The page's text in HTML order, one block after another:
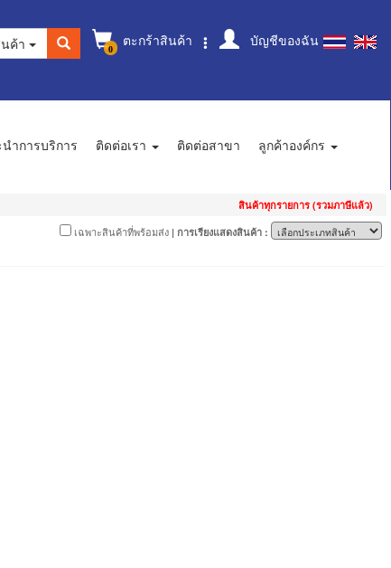
0 ตะกร้าสินค้า บัญชีของฉัน
ค้า
ำการบริการ ติดต่อเรา ติดต่อสาขา
ลูกค้าองค์กร
สินค้าทุกรายการ (รวมภาษีแล้ว)
เฉพาะสินค้าที่พร้อมส่ง | การเรียงแสดงสินค้า :